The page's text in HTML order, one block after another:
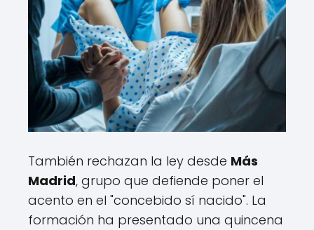
También rechazan la ley desde Más
Madrid, grupo que defiende poner el
acento en el "concebido sí nacido". La
formación ha presentado una quincena